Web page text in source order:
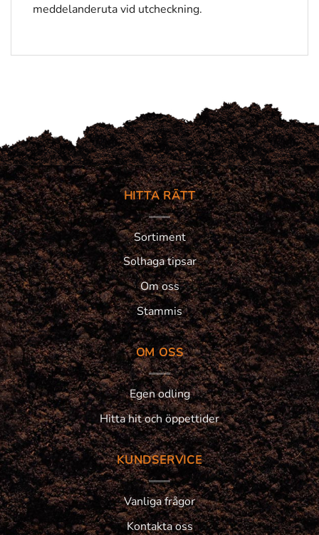
meddelanderuta vid utcheckning.
HITTA RÄTT
Sortiment
Solhaga tipsar
Om oss
Stammis
OM OSS
Egen odling
Hitta hit och öppettider
KUNDSERVICE
Vanliga frågor
Kontakta oss